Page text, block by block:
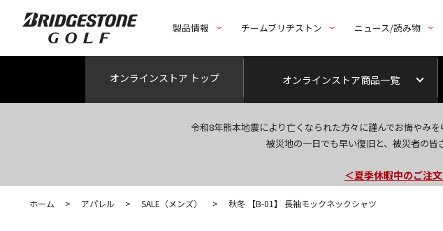
製品情報 チームブリヂストン ニュース/読み物
オンラインストア トップ オンラインストア商品一覧
令和8年熊本地震により亡くなられた方々に謹んでお悔やみ
被災地の一日でも早い復旧と、被災者の皆
今なら新規会員登録
＜商品配送に関する
＜夏季休暇中のご注
ホーム > アパレル > SALE（メンズ） > 秋冬 【B-01】 長袖モックネックシャツ